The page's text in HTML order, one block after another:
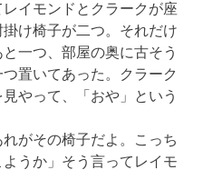
レイモンドとクラークが座
掛け椅子が二つ。それだけ
一つ、部屋の奥に古そう
置いてあった。クラーク
やって、「おや」という
れがその椅子だよ。こっち
ようか」そう言ってレイモ